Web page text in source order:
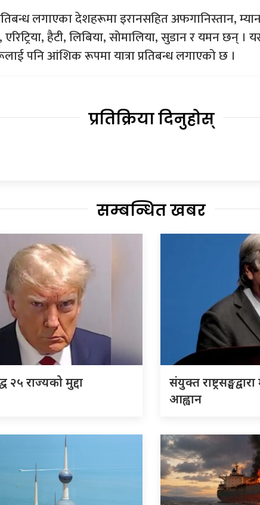
लगाएका देशहरूमा इरानसहित अफगानिस्तान,
एरिट्रिया, हैटी, लिबिया, सोमालिया, सुडान र यमन छन्
पनि आंशिक रूपमा यात्रा प्रतिबन्ध लगाएको छ ।
प्रतिक्रिया दिनुहोस्
सम्बन्धित खबर
२५ राज्यको मुद्दा
संयुक्त
आह्वान